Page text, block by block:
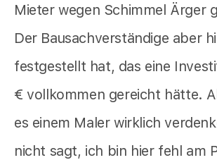
Mieter wegen Schimmel Ärger
Der Bausachverständige aber
festgestellt hat, das eine
€ vollkommen gereicht hätte.
es einem Maler wirklich
nicht sagt, ich bin hier fehl am